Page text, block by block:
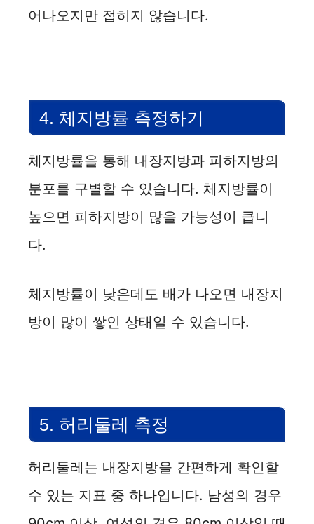
어나오지만 접히지 않습니다.
4. 체지방률 측정하기
체지방률을 통해 내장지방과 피하지방의
분포를 구별할 수 있습니다. 체지방률이
높으면 피하지방이 많을 가능성이 큽니
다.
체지방률이 낮은데도 배가 나오면 내장지
방이 많이 쌓인 상태일 수 있습니다.
5. 허리둘레 측정
허리둘레는 내장지방을 간편하게 확인할
수 있는 지표 중 하나입니다. 남성의 경우